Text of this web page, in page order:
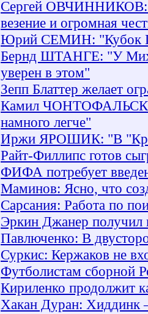
Сергей ОВЧИННИКОВ:
везение и огромная
Юрий СЕМИН: "Кубок
Бернд ШТАНГЕ: "У
уверен в этом"
Зепп Блаттер желает
Камил
намного легче"
Иржи ЯРОШИК: "В
Райт-Филлипс готов
ФИФА потребует
Маминов: Ясно, что
Сарсания: Работа по
Эркин Джанер получил
Павлюченко: В
Суркис: Кержаков не
Футболистам сборной
Кириленко продолжит
Хакан Дуран: Хиддинк